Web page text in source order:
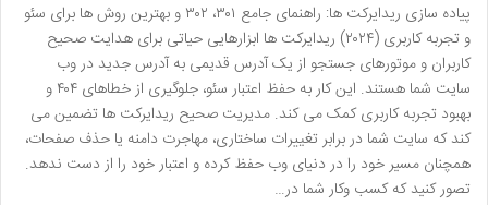
پیاده سازی ریدایرکت ها: راهنمای جامع ۳۰۱، ۳۰۲ و بهترین روش ها برای سئو
و تجربه کاربری (۲۰۲۴) ریدایرکت ها ابزارهایی حیاتی برای هدایت صحیح
کاربران و موتورهای جستجو از یک آدرس قدیمی به آدرس جدید در وب
سایت شما هستند. این کار به حفظ اعتبار سئو، جلوگیری از خطاهای ۴۰۴ و
بهبود تجربه کاربری کمک می کند. مدیریت صحیح ریدایرکت ها تضمین می
کند که سایت شما در برابر تغییرات ساختاری، مهاجرت دامنه یا حذف صفحات،
همچنان مسیر خود را در دنیای وب حفظ کرده و اعتبار خود را از دست ندهد.
تصور کنید که کسب وکار شما در…